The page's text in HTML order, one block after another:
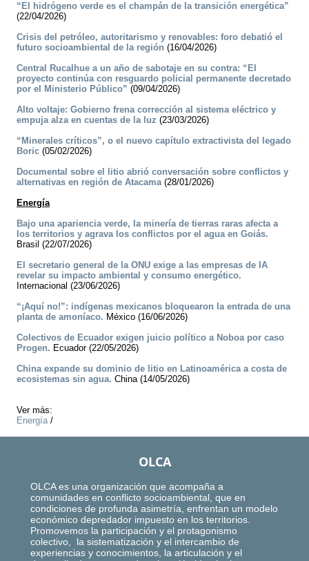
“El hidrógeno verde es el champán de la transición energética”
(22/04/2026)
Crisis del petróleo, autoritarismo y renovables: foro debatió el
futuro socioambiental de la región (16/04/2026)
Central Rucalhue a un año de sabotaje en su contra: “El
proyecto continúa con resguardo policial permanente decretado
por el Ministerio Público” (09/04/2026)
Alto voltaje: Gobierno frena corrección al sistema eléctrico y
empuja alza en cuentas de la luz (23/03/2026)
“Minerales críticos”, o el nuevo capítulo extractivista del legado
Boric (05/02/2026)
Documental sobre el litio abrió conversación sobre conflictos y
alternativas en región de Atacama(28/01/2026)
Energía
Bajo una apariencia verde, la minería de tierras raras afecta a
los territorios y agrava los conflictos por el agua en Goiás.
Brasil (22/07/2026)
El secretario general de la ONU exige a las empresas de IA
revelar su impacto ambiental y consumo energético.
Internacional (23/06/2026)
“¡Aquí no!”: indígenas mexicanos bloquearon la entrada de una
planta de amoníaco. México (16/06/2026)
Colectivos de Ecuador exigen juicio político a Noboa por caso
Progen. Ecuador (22/05/2026)
China expande su dominio de litio en Latinoamérica a costa de
ecosistemas sin agua. China (14/05/2026)
Ver más:
Energía/
OLCA
OLCA es una organización que acompaña a
comunidades en conflicto socioambiental, que en
condiciones de profunda asimetría, enfrentan un modelo
económico depredador impuesto en los territorios.
Promovemos la participación y el protagonismo
colectivo, la sistematización y el intercambio de
experiencias y conocimientos, la articulación y el